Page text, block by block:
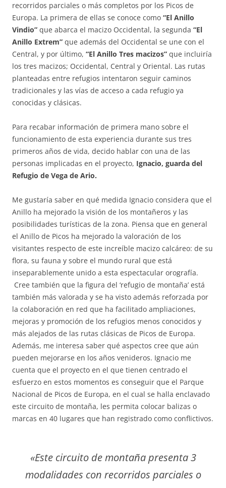
recorridos parciales o más completos por los Picos de
Europa. La primera de ellas se conoce como “El Anillo
Vindio” que abarca el macizo Occidental, la segunda “El
Anillo Extrem” que además del Occidental se une con el
Central, y por último, “El Anillo Tres macizos” que incluiría
los tres macizos; Occidental, Central y Oriental. Las rutas
planteadas entre refugios intentaron seguir caminos
tradicionales y las vías de acceso a cada refugio ya
conocidas y clásicas.
Para recabar información de primera mano sobre el
funcionamiento de esta experiencia durante sus tres
primeros años de vida, decido hablar con una de las
personas implicadas en el proyecto, Ignacio, guarda del
Refugio de Vega de Ario.
Me gustaría saber en qué medida Ignacio considera que el
Anillo ha mejorado la visión de los montañeros y las
posibilidades turísticas de la zona. Piensa que en general
el Anillo de Picos ha mejorado la valoración de los
visitantes respecto de este increíble macizo calcáreo: de su
flora, su fauna y sobre el mundo rural que está
inseparablemente unido a esta espectacular orografía.
Cree también que la figura del ‘refugio de montaña’ está
también más valorada y se ha visto además reforzada por
la colaboración en red que ha facilitado ampliaciones,
mejoras y promoción de los refugios menos conocidos y
más alejados de las rutas clásicas de Picos de Europa.
Además, me interesa saber qué aspectos cree que aún
pueden mejorarse en los años venideros. Ignacio me
cuenta que el proyecto en el que tienen centrado el
esfuerzo en estos momentos es conseguir que el Parque
Nacional de Picos de Europa, en el cual se halla enclavado
este circuito de montaña, les permita colocar balizas o
marcas en 40 lugares que han registrado como conflictivos.
«Este circuito de montaña presenta 3
modalidades con recorridos parciales o